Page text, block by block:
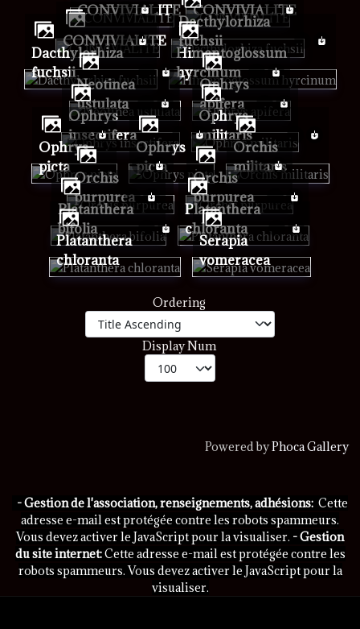
CONVIVIALITE
CONVIVIALITE
CONVIVIALITE
Dacthylorhiza
fuchsii
Dacthylorhiza
fuchsii
Himantoglossum
hyrcinum
Neotinea
ustulata
Ophrys
apifera
Ophrys
insectifera
Ophrys
militaris
Ophrys
picta
Ophrys
picta
Orchis
militaris
Orchis
purpurea
Orchis
purpurea
Platanthera
bifolia
Platanthera
chloranta
Platanthera
chloranta
Serapia
vomeracea
Ordering
Display Num
Powered byPhoca Gallery
- Gestion de l'association, renseignements, adhésions: Cette
adresse e-mail est protégée contre les robots spammeurs.
Vous devez activer le JavaScript pour la visualiser. - Gestion
du site internet:Cette adresse e-mail est protégée contre les
robots spammeurs. Vous devez activer le JavaScript pour la
visualiser.